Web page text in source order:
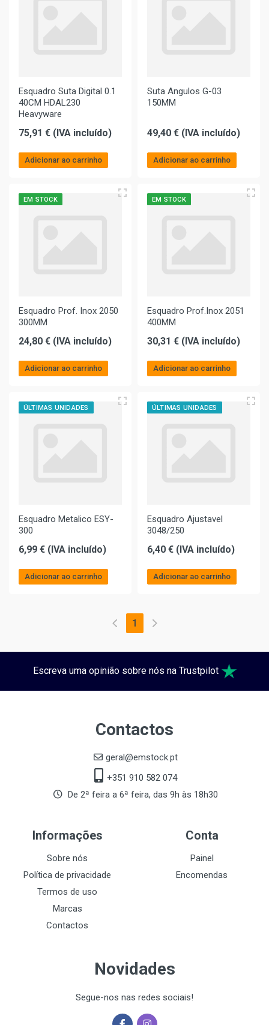
Esquadro Suta Digital 0.1
40CM HDAL230
Heavyware
75,91 € (IVA incluído)
Adicionar ao carrinho
Suta Angulos G-03
150MM
49,40 € (IVA incluído)
Adicionar ao carrinho
EM STOCK
Esquadro Prof. Inox 2050
300MM
24,80 € (IVA incluído)
Adicionar ao carrinho
EM STOCK
Esquadro Prof.Inox 2051
400MM
30,31 € (IVA incluído)
Adicionar ao carrinho
ÚLTIMAS UNIDADES
Esquadro Metalico ESY-
300
6,99 € (IVA incluído)
Adicionar ao carrinho
ÚLTIMAS UNIDADES
Esquadro Ajustavel
3048/250
6,40 € (IVA incluído)
Adicionar ao carrinho
1
Escreva uma opinião sobre nós na Trustpilot
Contactos
geral@emstock.pt
+351 910 582 074
De 2ª feira a 6ª feira, das 9h às 18h30
Informações
Sobre nós
Política de privacidade
Termos de uso
Marcas
Contactos
Conta
Painel
Encomendas
Novidades
Segue-nos nas redes sociais!